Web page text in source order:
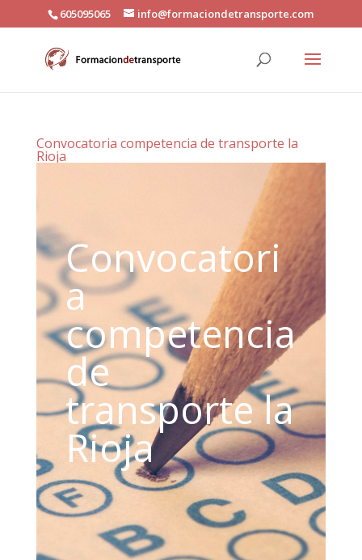
605095065 info@formaciondetransporte.com
Convocatoria competencia de transporte la
Rioja
Convocatori
a
competencia
de
transporte la
Rioja